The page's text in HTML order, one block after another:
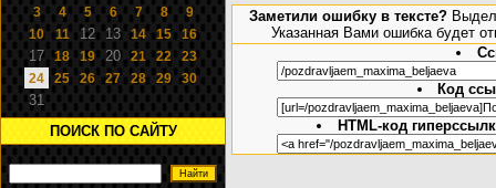
3 4 5 6 7 8
9
10
11 12 13 14 15 16
17 18 19 20 21 22
23
24
25 26 27 28 29 30
31
ПОИСК ПО САЙТУ
Заметили ошибку в тексте?
Указанная Вами ошибка будет
Код
HTML-код